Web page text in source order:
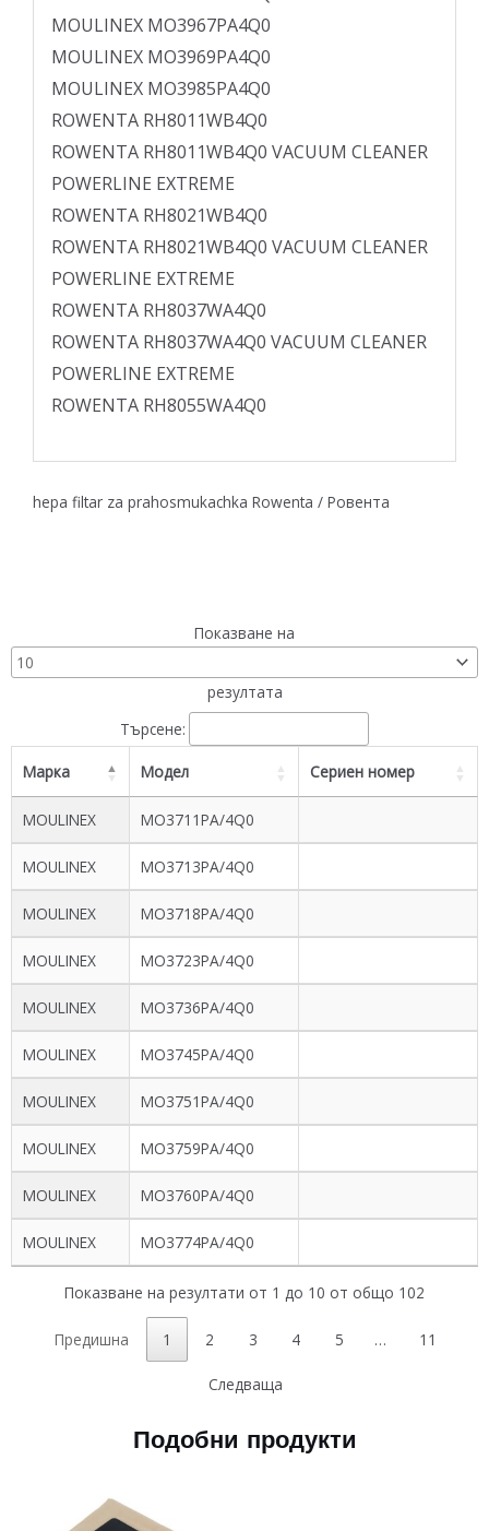
MOULINEX MO3967PA4Q0
MOULINEX MO3969PA4Q0
MOULINEX MO3985PA4Q0
ROWENTA RH8011WB4Q0
ROWENTA RH8011WB4Q0 VACUUM CLEANER
POWERLINE EXTREME
ROWENTA RH8021WB4Q0
ROWENTA RH8021WB4Q0 VACUUM CLEANER
POWERLINE EXTREME
ROWENTA RH8037WA4Q0
ROWENTA RH8037WA4Q0 VACUUM CLEANER
POWERLINE EXTREME
ROWENTA RH8055WA4Q0
hepa filtar za prahosmukachka Rowenta / Ровента
Показване на
резултата
Търсене:
Марка Модел Сериен номер
MOULINEX MO3711PA/4Q0
MOULINEX MO3713PA/4Q0
MOULINEX MO3718PA/4Q0
MOULINEX MO3723PA/4Q0
MOULINEX MO3736PA/4Q0
MOULINEX MO3745PA/4Q0
MOULINEX MO3751PA/4Q0
MOULINEX MO3759PA/4Q0
MOULINEX MO3760PA/4Q0
MOULINEX MO3774PA/4Q0
Показване на резултати от 1 до 10 от общо 102
Предишна 1 2 3 4 5 … 11
Следваща
Подобни продукти